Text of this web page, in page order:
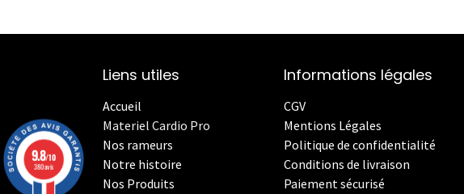
Liens utiles
Accueil
Materiel Cardio Pro
Nos rameurs
Notre histoire
Nos Produits
Informations légales
CGV
Mentions Légales
Politique de confidentialité
Conditions de livraison
Paiement sécurisé
9.8/10
380 avis